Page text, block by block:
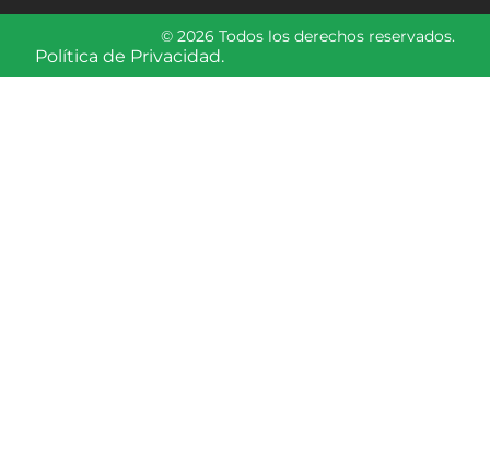
© 2026 Todos los derechos reservados.
Política de Privacidad.